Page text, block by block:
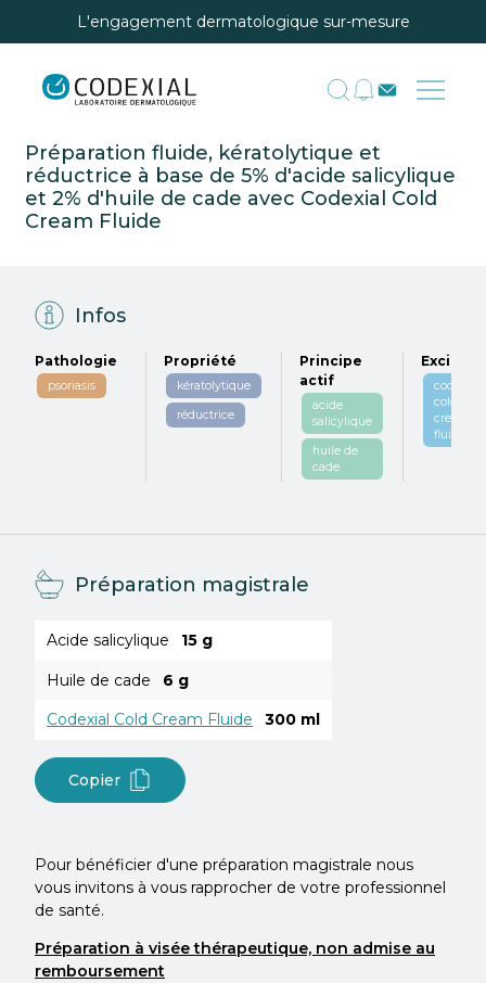
L'engagement dermatologique sur-mesure
Préparation fluide, kératolytique et
réductrice à base de 5% d'acide salicylique
et 2% d'huile de cade avec Codexial Cold
Cream Fluide
Infos
Pathologie
psoriasis
Propriété
kératolytique
réductrice
Principe
actif
acide
salicylique
huile de
cade
codexial
cold
cream
fluide
Préparation magistrale
Acide salicylique 15 g
Huile de cade 6 g
Codexial Cold Cream Fluide 300 ml
Copier
Pour bénéficier d'une préparation magistrale nous
vous invitons à vous rapprocher de votre professionnel
de santé.
Préparation à visée thérapeutique, non admise au
remboursement